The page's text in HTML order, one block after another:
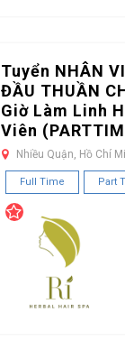
Tuyển NHÂN
ĐẦU THUẦN
Giờ Làm Linh
Viên
Nhiều Quận, Hồ Chí
Full Time Part